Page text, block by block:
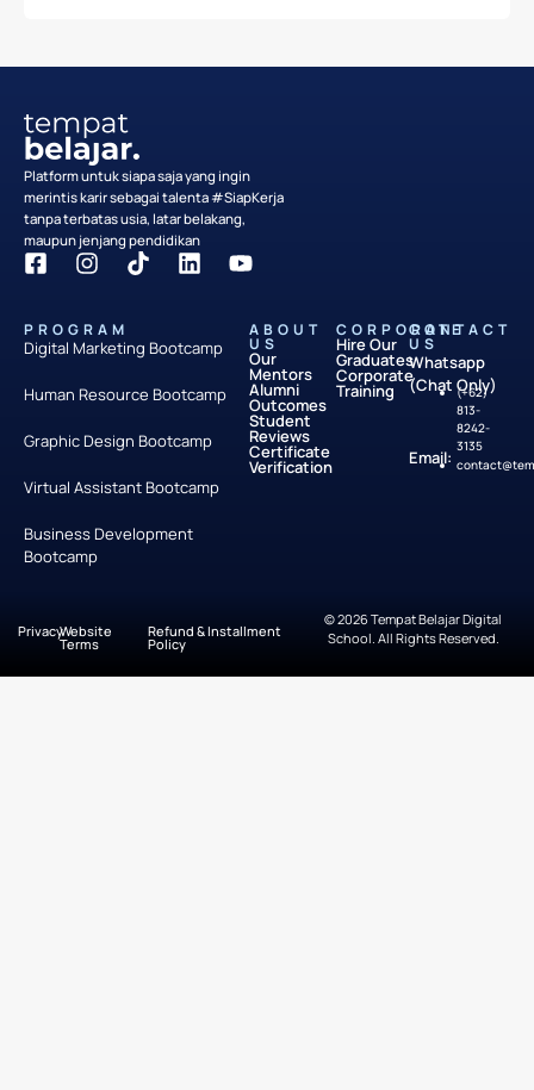
Platform untuk siapa saja yang ingin
merintis karir sebagai talenta #SiapKerja
tanpa terbatas usia, latar belakang,
maupun jenjang pendidikan
PROGRAM
Digital Marketing Bootcamp
Human Resource Bootcamp
Graphic Design Bootcamp
Virtual Assistant Bootcamp
Business Development
Bootcamp
ABOUT
US
Our
Mentors
Alumni
Outcomes
Student
Reviews
Certificate
Verification
CORPORATE
Hire Our
Graduates
Corporate
Training
CONTACT
US
Whatsapp
(Chat Only)
(+62)
813-
8242-
3135
Email:
PrivacyWebsite
Terms
Refund & Installment
Policy
© 2026 Tempat Belajar Digital
School. All Rights Reserved.